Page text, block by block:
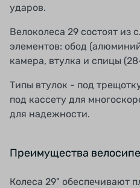
ударов.
Велоколеса 29 состоят из
элементов: обод
камера, втулка и спицы
Типы втулок - под
под кассету для
для надежности.
Преимущества
Колеса 29" обеспечивают